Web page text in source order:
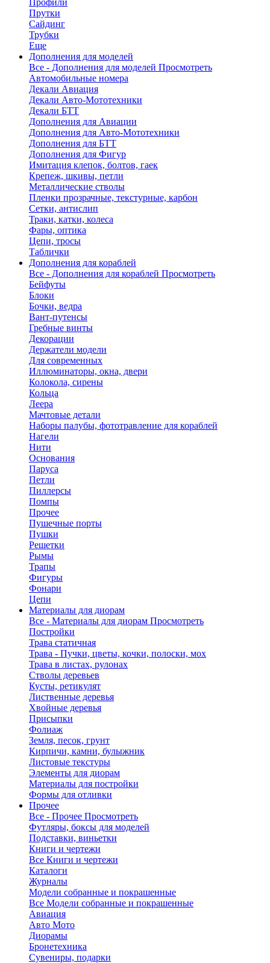
Профили
Прутки
Сайдинг
Трубки
Еще
Дополнения для моделей
Все - Дополнения для моделей Просмотреть
Автомобильные номера
Декали Авиация
Декали Авто-Мототехники
Декали БТТ
Дополнения для Авиации
Дополнения для Авто-Мототехники
Дополнения для БТТ
Дополнения для Фигур
Имитация клепок, болтов, гаек
Крепеж, шкивы, петли
Металлические стволы
Пленки прозрачные, текстурные, карбон
Сетки, антислип
Траки, катки, колеса
Фары, оптика
Цепи, тросы
Таблички
Дополнения для кораблей
Все - Дополнения для кораблей Просмотреть
Бейфуты
Блоки
Бочки, ведра
Вант-путенсы
Гребные винты
Декорации
Держатели модели
Для современных
Иллюминаторы, окна, двери
Колокола, сирены
Кольца
Леера
Мачтовые детали
Наборы палубы, фототравление для кораблей
Нагели
Нити
Основания
Паруса
Петли
Пиллерсы
Помпы
Прочее
Пушечные порты
Пушки
Решетки
Рымы
Трапы
Фигуры
Фонари
Цепи
Материалы для диорам
Все - Материалы для диорам Просмотреть
Постройки
Трава статичная
Трава - Пучки, цветы, кочки, полоски, мох
Трава в листах, рулонах
Стволы деревьев
Кусты, ретикулят
Лиственные деревья
Хвойные деревья
Присыпки
Фолиаж
Земля, песок, грунт
Кирпичи, камни, булыжник
Листовые текстуры
Элементы для диорам
Материалы для постройки
Формы для отливки
Прочее
Все - Прочее Просмотреть
Футляры, боксы для моделей
Подставки, виньетки
Книги и чертежи
Все Книги и чертежи
Каталоги
Журналы
Модели собранные и покрашенные
Все Модели собранные и покрашенные
Авиация
Авто Мото
Диорамы
Бронетехника
Сувениры, подарки